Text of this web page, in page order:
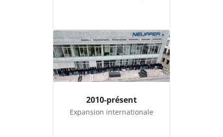
2010-présent
Expansion internationale